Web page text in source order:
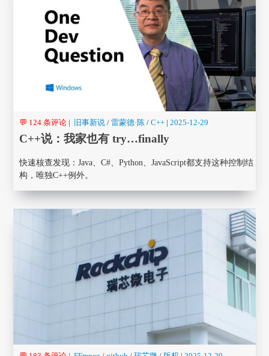
💬 124 条评论 | 旧事新说 / 雷蒙德·陈 / C++ |2025-12-29
C++说：我家也有 try…finally
快速核查发现：Java、C#、Python、JavaScript都支持这种控制结
构，唯独C++例外。